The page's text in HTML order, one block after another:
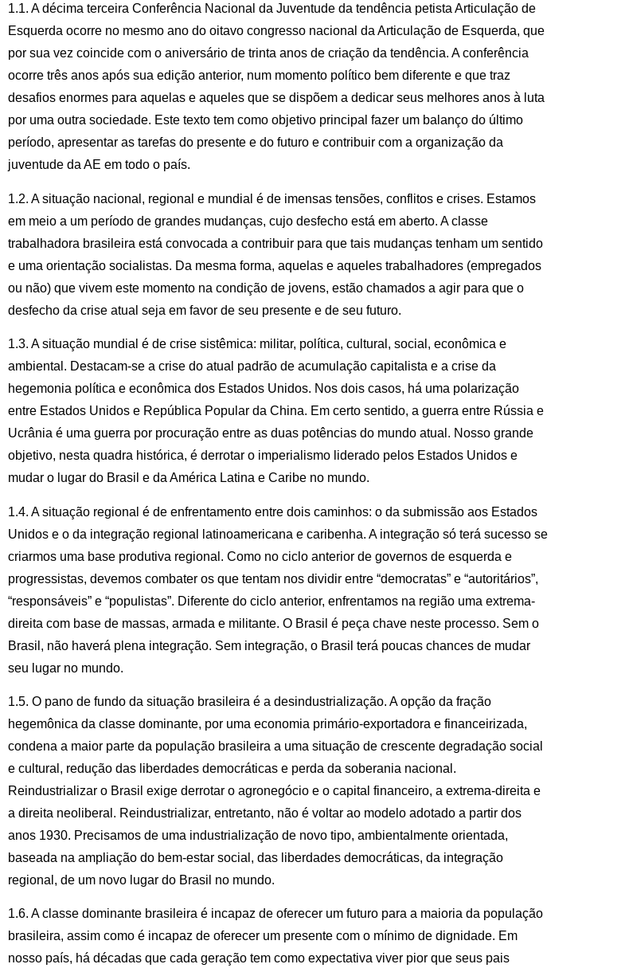
1.1. A décima terceira Conferência Nacional da Juventude da tendência petista Articulação de
Esquerda ocorre no mesmo ano do oitavo congresso nacional da Articulação de Esquerda, que
por sua vez coincide com o aniversário de trinta anos de criação da tendência. A conferência
ocorre três anos após sua edição anterior, num momento político bem diferente e que traz
desafios enormes para aquelas e aqueles que se dispõem a dedicar seus melhores anos à luta
por uma outra sociedade. Este texto tem como objetivo principal fazer um balanço do último
período, apresentar as tarefas do presente e do futuro e contribuir com a organização da
juventude da AE em todo o país.
1.2. A situação nacional, regional e mundial é de imensas tensões, conflitos e crises. Estamos
em meio a um período de grandes mudanças, cujo desfecho está em aberto. A classe
trabalhadora brasileira está convocada a contribuir para que tais mudanças tenham um sentido
e uma orientação socialistas. Da mesma forma, aquelas e aqueles trabalhadores (empregados
ou não) que vivem este momento na condição de jovens, estão chamados a agir para que o
desfecho da crise atual seja em favor de seu presente e de seu futuro.
1.3. A situação mundial é de crise sistêmica: militar, política, cultural, social, econômica e
ambiental. Destacam-se a crise do atual padrão de acumulação capitalista e a crise da
hegemonia política e econômica dos Estados Unidos. Nos dois casos, há uma polarização
entre Estados Unidos e República Popular da China. Em certo sentido, a guerra entre Rússia e
Ucrânia é uma guerra por procuração entre as duas potências do mundo atual. Nosso grande
objetivo, nesta quadra histórica, é derrotar o imperialismo liderado pelos Estados Unidos e
mudar o lugar do Brasil e da América Latina e Caribe no mundo.
1.4. A situação regional é de enfrentamento entre dois caminhos: o da submissão aos Estados
Unidos e o da integração regional latinoamericana e caribenha. A integração só terá sucesso se
criarmos uma base produtiva regional. Como no ciclo anterior de governos de esquerda e
progressistas, devemos combater os que tentam nos dividir entre “democratas” e “autoritários”,
“responsáveis” e “populistas”. Diferente do ciclo anterior, enfrentamos na região uma extrema-
direita com base de massas, armada e militante. O Brasil é peça chave neste processo. Sem o
Brasil, não haverá plena integração. Sem integração, o Brasil terá poucas chances de mudar
seu lugar no mundo.
1.5. O pano de fundo da situação brasileira é a desindustrialização. A opção da fração
hegemônica da classe dominante, por uma economia primário-exportadora e financeirizada,
condena a maior parte da população brasileira a uma situação de crescente degradação social
e cultural, redução das liberdades democráticas e perda da soberania nacional.
Reindustrializar o Brasil exige derrotar o agronegócio e o capital financeiro, a extrema-direita e
a direita neoliberal. Reindustrializar, entretanto, não é voltar ao modelo adotado a partir dos
anos 1930. Precisamos de uma industrialização de novo tipo, ambientalmente orientada,
baseada na ampliação do bem-estar social, das liberdades democráticas, da integração
regional, de um novo lugar do Brasil no mundo.
1.6. A classe dominante brasileira é incapaz de oferecer um futuro para a maioria da população
brasileira, assim como é incapaz de oferecer um presente com o mínimo de dignidade. Em
nosso país, há décadas que cada geração tem como expectativa viver pior que seus pais